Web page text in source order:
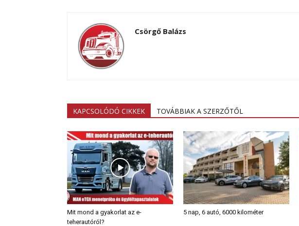
Csörgő Balázs
KAPCSOLÓDÓ CIKKEK TOVÁBBIAK A SZERZŐTŐL
Mit mond a gyakorlat az e-
teherautóról?
5 nap, 6 autó, 6000 kilométer